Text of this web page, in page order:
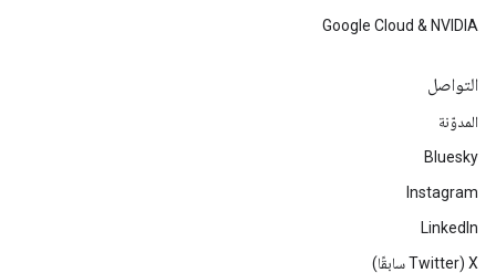
Google Cloud & NVIDIA
التواصل
المدوّنة
Bluesky
Instagram
LinkedIn
‫X ‏(Twitter سابقًا)